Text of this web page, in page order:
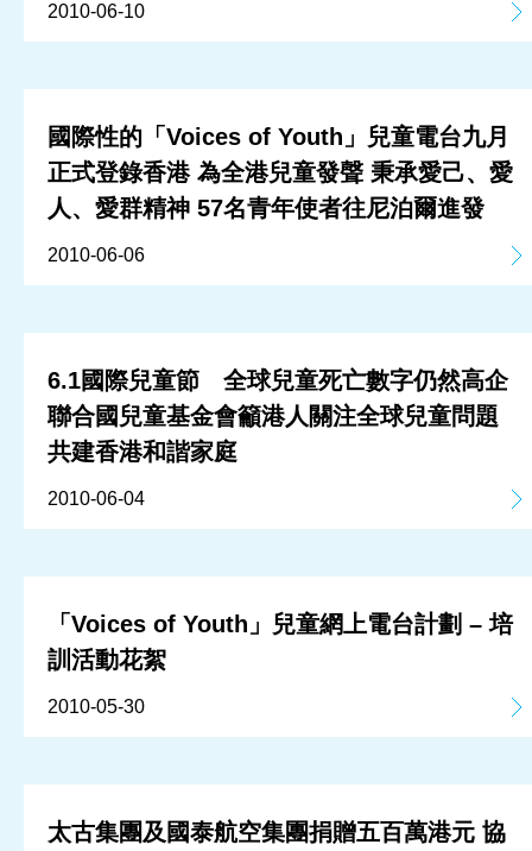
2010-06-10
國際性的「Voices of Youth」兒童電台九月
正式登錄香港 為全港兒童發聲 秉承愛己、愛
人、愛群精神 57名青年使者往尼泊爾進發
2010-06-06
6.1國際兒童節 全球兒童死亡數字仍然高企
聯合國兒童基金會籲港人關注全球兒童問題
共建香港和諧家庭
2010-06-04
「Voices of Youth」兒童網上電台計劃 – 培
訓活動花絮
2010-05-30
太古集團及國泰航空集團捐贈五百萬港元 協